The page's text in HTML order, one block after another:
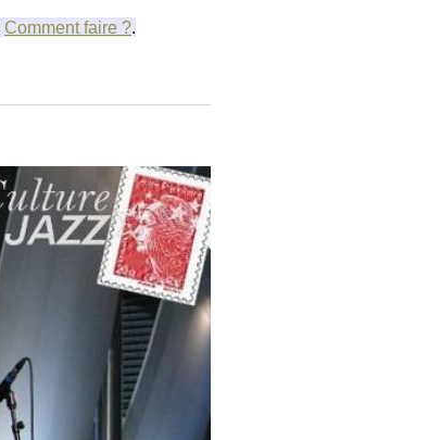
Comment faire ?.